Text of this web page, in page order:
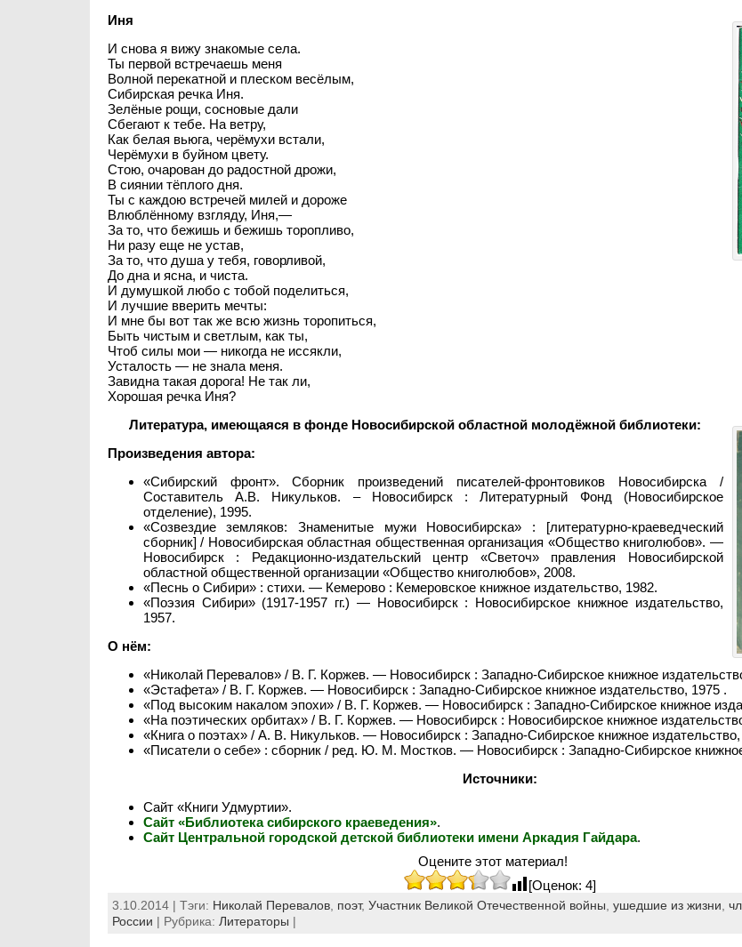
Иня
И снова я вижу знакомые села.
Ты первой встречаешь меня
Волной перекатной и плеском весёлым,
Сибирская речка Иня.
Зелёные рощи, сосновые дали
Сбегают к тебе. На ветру,
Как белая вьюга, черёмухи встали,
Черёмухи в буйном цвету.
Стою, очарован до радостной дрожи,
В сиянии тёплого дня.
Ты с каждою встречей милей и дороже
Влюблённому взгляду, Иня,—
За то, что бежишь и бежишь торопливо,
Ни разу еще не устав,
За то, что душа у тебя, говорливой,
До дна и ясна, и чиста.
И думушкой любо с тобой поделиться,
И лучшие вверить мечты:
И мне бы вот так же всю жизнь торопиться,
Быть чистым и светлым, как ты,
Чтоб силы мои — никогда не иссякли,
Усталость — не знала меня.
Завидна такая дорога! Не так ли,
Хорошая речка Иня?
Литература, имеющаяся в фонде Новосибирской областной молодёжной библиотеки:
Произведения автора:
«Сибирский фронт». Сборник произведений писателей-фронтовиков Новосибирска /
Составитель А.В. Никульков. – Новосибирск : Литературный Фонд (Новосибирское
отделение), 1995.
«Созвездие земляков: Знаменитые мужи Новосибирска» : [литературно-краеведческий
сборник] / Новосибирская областная общественная организация «Общество книголюбов». —
Новосибирск : Редакционно-издательский центр «Светоч» правления Новосибирской
областной общественной организации «Общество книголюбов», 2008.
«Песнь о Сибири» : стихи. — Кемерово : Кемеровское книжное издательство, 1982.
«Поэзия Сибири» (1917-1957 гг.) — Новосибирск : Новосибирское книжное издательство,
1957.
О нём:
«Николай Перевалов» / В. Г. Коржев. — Новосибирск : Западно-Сибирское книжное
«Эстафета» / В. Г. Коржев. — Новосибирск : Западно-Сибирское книжное издательство, 1975 .
«Под высоким накалом эпохи» / В. Г. Коржев. — Новосибирск : Западно-Сибирское книжное
«На поэтических орбитах» / В. Г. Коржев. — Новосибирск : Новосибирское книжное
«Книга о поэтах» / А. В. Никульков. — Новосибирск : Западно-Сибирское книжное издательство,
«Писатели о себе» : сборник / ред. Ю. М. Мостков. — Новосибирск : Западно-Сибирское
Источники:
Сайт «Книги Удмуртии».
Сайт «Библиотека сибирского краеведения».
Сайт Центральной городской детской библиотеки имени Аркадия Гайдара.
Оцените этот материал!
[Оценок: 4]
3.10.2014 | Тэги: Николай Перевалов, поэт, Участник Великой Отечественной войны ушедшие из жизни
России | Рубрика: Литераторы |